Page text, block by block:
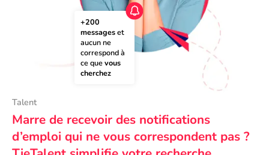
+200
messages et
aucun ne
correspond à
ce que vous
cherchez
Talent
Marre de recevoir des notifications
d’emploi qui ne vous correspondent pas ?